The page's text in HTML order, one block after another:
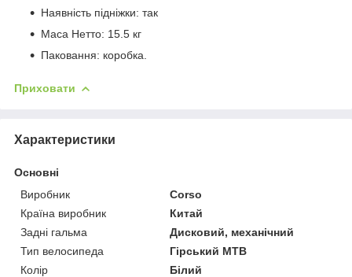
Наявність підніжки: так
Маса Нетто: 15.5 кг
Паковання: коробка.
Приховати
Характеристики
Основні
Виробник
Corso
Країна виробник
Китай
Задні гальма
Дисковий, механічний
Тип велосипеда
Гірський MTB
Колір
Білий